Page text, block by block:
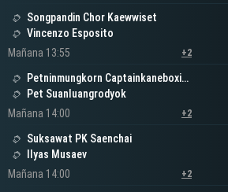
Songpandin Chor Kaewwiset
Vincenzo Esposito
Mañana 13:55
+2
Petninmungkorn Captainkaneboxing
Pet Suanluangrodyok
Mañana 14:00
+2
Suksawat PK Saenchai
Ilyas Musaev
Mañana 14:00
+2